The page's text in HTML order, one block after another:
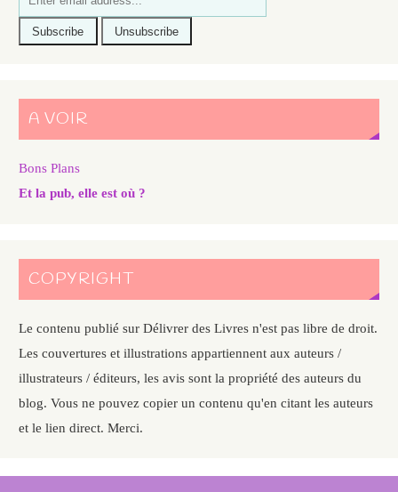
A VOIR
Bons Plans
Et la pub, elle est où ?
COPYRIGHT
Le contenu publié sur Délivrer des Livres n'est pas libre de droit.
Les couvertures et illustrations appartiennent aux auteurs /
illustrateurs / éditeurs, les avis sont la propriété des auteurs du
blog. Vous ne pouvez copier un contenu qu'en citant les auteurs
et le lien direct. Merci.